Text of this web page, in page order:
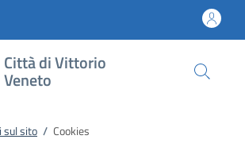
Città di Vittorio
Veneto
sul sito / Cookies